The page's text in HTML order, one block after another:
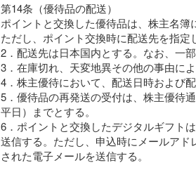
第14条（優待品の配送）
ポイントと交換した優待品は、株主名簿
ただし、ポイント交換時に配送先を指定
2．配送先は日本国内とする。なお、一
3．在庫切れ、天変地異その他の事由に
4．株主優待において、配送日時および
5．優待品の再発送の受付は、株主優待
平日）までとする。
6．ポイントと交換したデジタルギフト
送信する。ただし、申込時にメールア
された電子メールを送信する。